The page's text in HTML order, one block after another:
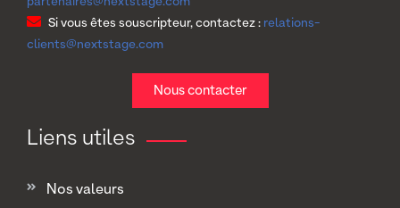
Si vous êtes souscripteur, contactez : relations-
clients@nextstage.com
Nous contacter
Liens utiles
Nos valeurs